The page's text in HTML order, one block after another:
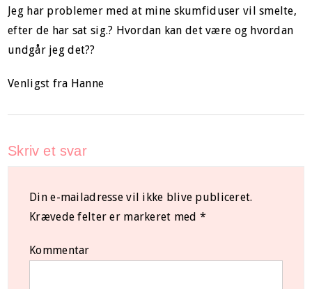
Jeg har problemer med at mine skumfiduser vil smelte,
efter de har sat sig.? Hvordan kan det være og hvordan
undgår jeg det??
Venligst fra Hanne
Skriv et svar
Din e-mailadresse vil ikke blive publiceret.
Krævede felter er markeret med *
Kommentar